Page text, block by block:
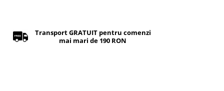
Transport GRATUIT pentru comenzi
mai mari de 190 RON